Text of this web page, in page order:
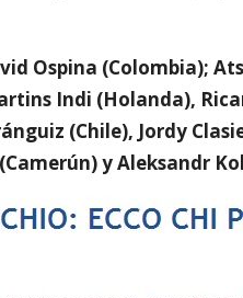
Ospina (Colombia);
Indi (Holanda),
(Chile), Jordy
y Aleksandr